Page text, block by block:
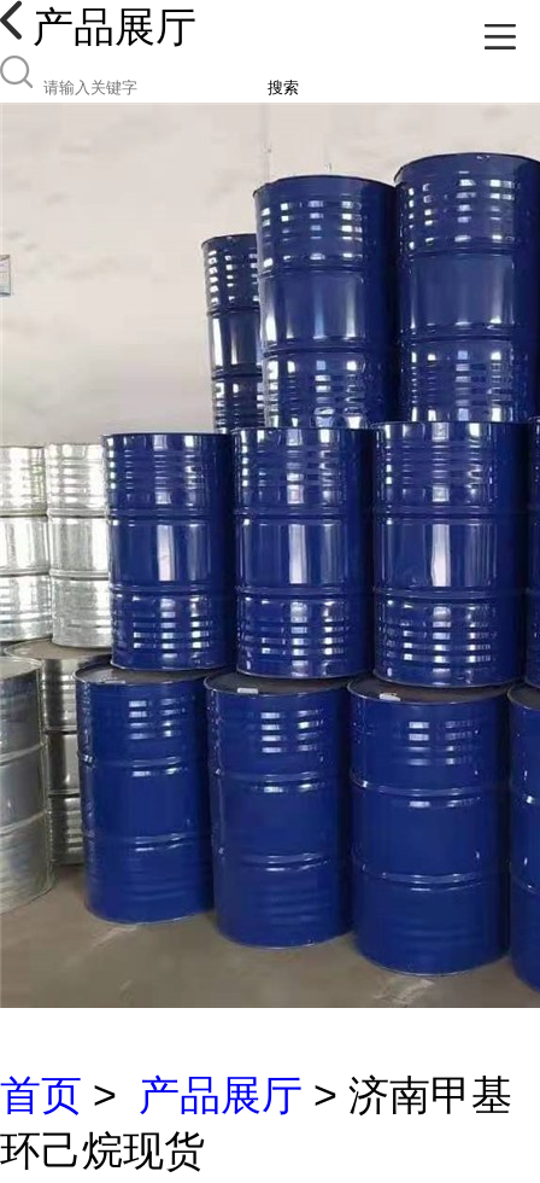
产品展厅
搜索
首页 > 产品展厅 > 济南甲基
环己烷现货